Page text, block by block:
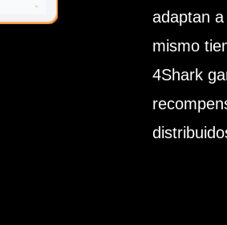
adaptan
mismo
4Shark